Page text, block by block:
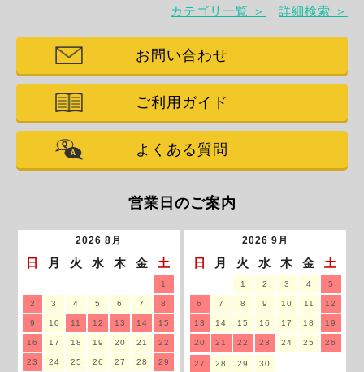
カテゴリ一覧 ＞ 詳細検索 ＞
お問い合わせ
ご利用ガイド
よくある質問
営業日のご案内
2026 8月
日 月 火 水 木 金 土
1
2 3 4 5 6 7 8
9 10 11 12 13 14 15
16 17 18 19 20 21 22
23 24 25 26 27 28 29
2026 9月
日 月 火 水 木 金 土
1 2 3 4 5
6 7 8 9 10 11 12
13 14 15 16 17 18 19
20 21 22 23 24 25 26
27 28 29 30